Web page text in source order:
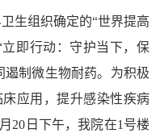
生组织确定的“世界提高
即行动：守护当下，保
遏制微生物耐药。为积极
应用，提升感染性疾病
月 20 日下午，我院在1 号楼